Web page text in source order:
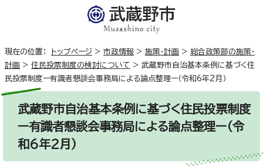
現在の位置： トップページ > 市政情報 > 施策・計画 > 総合政策部の施策・
計画 > 住民投票制度の検討について > 武蔵野市自治基本条例に基づく住
民投票制度ー有識者懇談会事務局による論点整理ー（令和6年2月）
武蔵野市自治基本条例に基づく住民投票制度
ー有識者懇談会事務局による論点整理ー（令
和6年2月）